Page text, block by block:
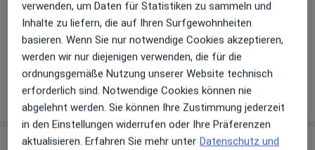
Galerie ansehen (6)
Mehr Details anzeigen
über Erfahrungen
Aktuelles
verwenden, um Daten für Statistiken zu sammeln und
Inhalte zu liefern, die auf Ihren Surfgewohnheiten
basieren. Wenn Sie nur notwendige Cookies akzeptieren,
werden wir nur diejenigen verwenden, die für die
ordnungsgemäße Nutzung unserer Website technisch
erforderlich sind. Notwendige Cookies können nie
abgelehnt werden. Sie können Ihre Zustimmung jederzeit
in den Einstellungen widerrufen oder Ihre Präferenzen
aktualisieren. Erfahren Sie mehr unter Datenschutz und